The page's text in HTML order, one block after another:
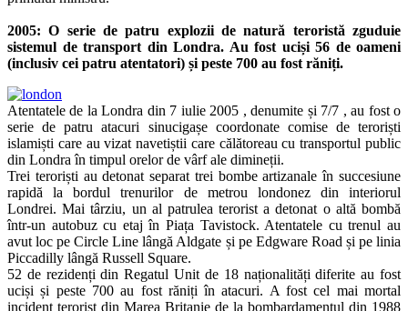
2005: O serie de patru explozii de natură teroristă zguduie
sistemul de transport din Londra. Au fost uciși 56 de oameni
(inclusiv cei patru atentatori) și peste 700 au fost răniți.
Atentatele de la Londra din 7 iulie 2005 , denumite și 7/7 , au fost o
serie de patru atacuri sinucigașe coordonate comise de teroriști
islamiști care au vizat navetiștii care călătoreau cu transportul public
din Londra în timpul orelor de vârf ale dimineții.
Trei teroriști au detonat separat trei bombe artizanale în succesiune
rapidă la bordul trenurilor de metrou londonez din interiorul
Londrei. Mai târziu, un al patrulea terorist a detonat o altă bombă
într-un autobuz cu etaj în Piața Tavistock. Atentatele cu trenul au
avut loc pe Circle Line lângă Aldgate și pe Edgware Road și pe linia
Piccadilly lângă Russell Square.
52 de rezidenți din Regatul Unit de 18 naționalități diferite au fost
uciși și peste 700 au fost răniți în atacuri. A fost cel mai mortal
incident terorist din Marea Britanie de la bombardamentul din 1988